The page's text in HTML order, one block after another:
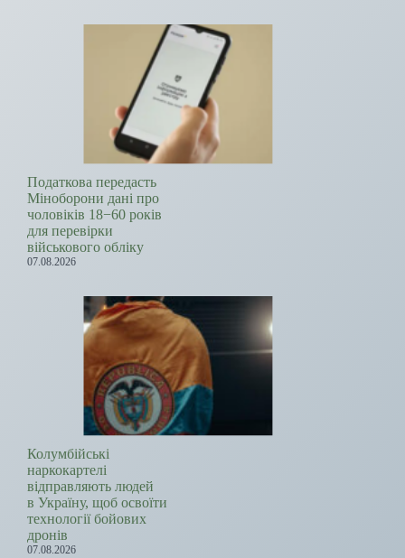
Податкова передасть
Міноборони дані про
чоловіків 18−60 років
для перевірки
військового обліку
07.08.2026
Колумбійські
наркокартелі
відправляють людей
в Україну, щоб освоїти
технології бойових
дронів
07.08.2026